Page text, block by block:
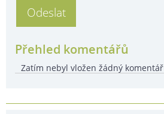
Přehled komentářů
Zatím nebyl vložen žádný komentář